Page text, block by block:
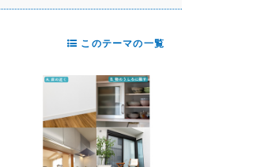
このテーマの一覧